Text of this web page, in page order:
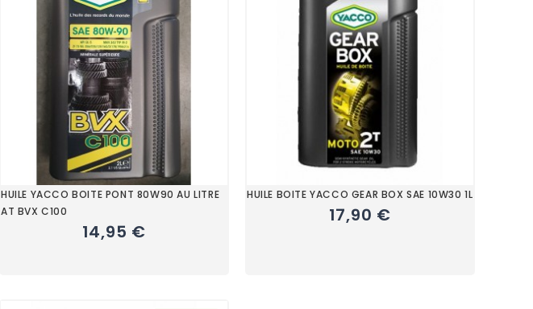
HUILE YACCO BOITE PONT 80W90 AU LITRE
AT BVX C100
14,95 €
HUILE BOITE YACCO GEAR BOX SAE 10W30 1L
17,90 €